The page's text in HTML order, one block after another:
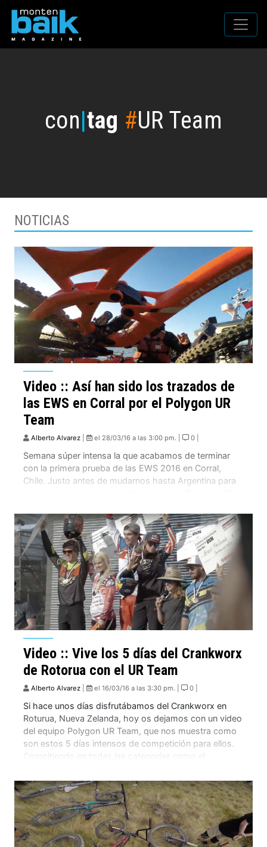
con|tag #UR Team
NOTICIAS
Video :: Así han sido los trazados de
las EWS en Corral por el Polygon UR
Team
Alberto Alvarez el 28/03/16 a las 3:00 pm. | 0 |
Semana súper intensa la que acabamos de terminar
con la primera prueba de las EWS 2016 en Corral,
Chile. Justo antes de mudarnos hasta Argentina para
imágenes muy completas de lo que ha sido esta
semana, […]
Video :: Vive los 5 días del Crankworx
de Rotorua con el UR Team
Alberto Alvarez el 16/03/16 a las 3:30 pm. | 0 |
Si hace unos días disfrutábamos del Crankworx en
Roturua, Nueva Zelanda, hoy os dejamos con un video
del equipo Polygon UR Team, que nos muestra como
son estos 5 días intensos de competición para ellos.
Compitiendo en todas las categorías como el
y Tracey Hannah y […]